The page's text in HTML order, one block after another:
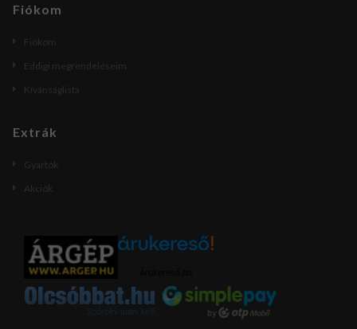
Fiókom
Fiókom
Eddigi megrendeléseim
Kívánságlista
Extrák
Gyártók
Akciók